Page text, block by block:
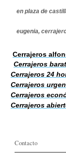
en plaza de
eugenia,
Cerrajeros
Cerrajeros
Cerrajeros 24
Cerrajeros
Cerrajeros
Cerrajeros
Contacto